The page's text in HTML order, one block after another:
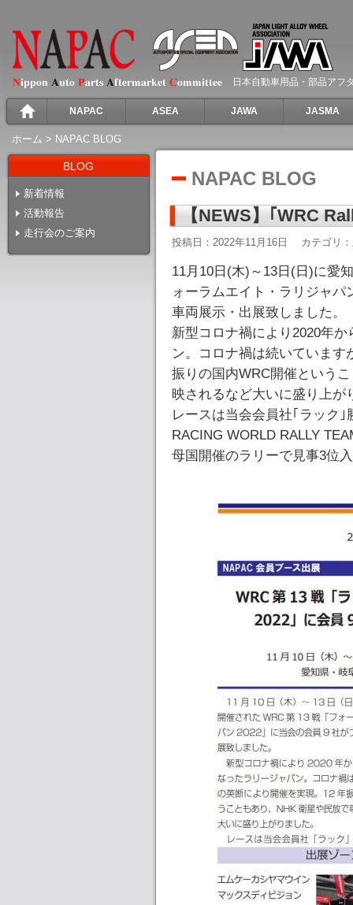
日本自動車用品・部品アフ
NAPAC ASEA JAWA JASMA
ホーム > NAPAC BLOG
BLOG
新着情報
活動報告
走行会のご案内
NAPAC BLOG
【NEWS】｢WRC
投稿日：2022年11月16日 カテゴリ：
11月10日(木)～13日(日)に愛
ォーラムエイト・ラリジャパ
車両展示・出展致しました。
新型コロナ禍により2020年
ン。コロナ禍は続いていま
振りの国内WRC開催という
映されるなど大いに盛り上が
レースは当会会員社｢ラック｣
RACING WORLD RALLY
母国開催のラリーで見事3位